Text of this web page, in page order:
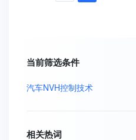
当前筛选条件
汽车NVH控制技术
相关热词